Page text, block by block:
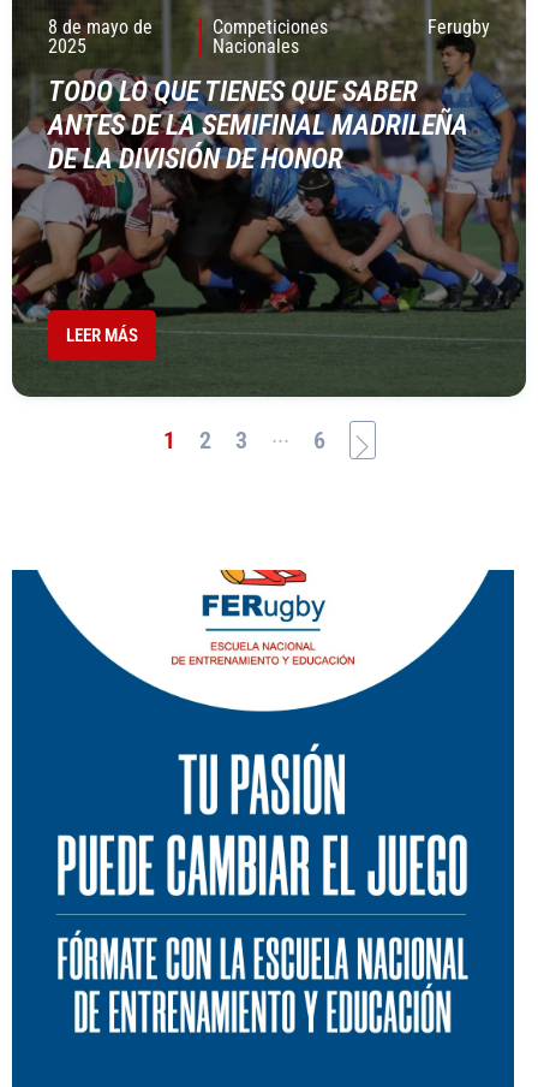
8 de mayo de
2025
Competiciones
Nacionales
Ferugby
TODO LO QUE TIENES QUE SABER
ANTES DE LA SEMIFINAL MADRILEÑA
DE LA DIVISIÓN DE HONOR
LEER MÁS
1 2 3 ... 6